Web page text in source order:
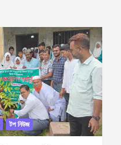
টপ নিউজ